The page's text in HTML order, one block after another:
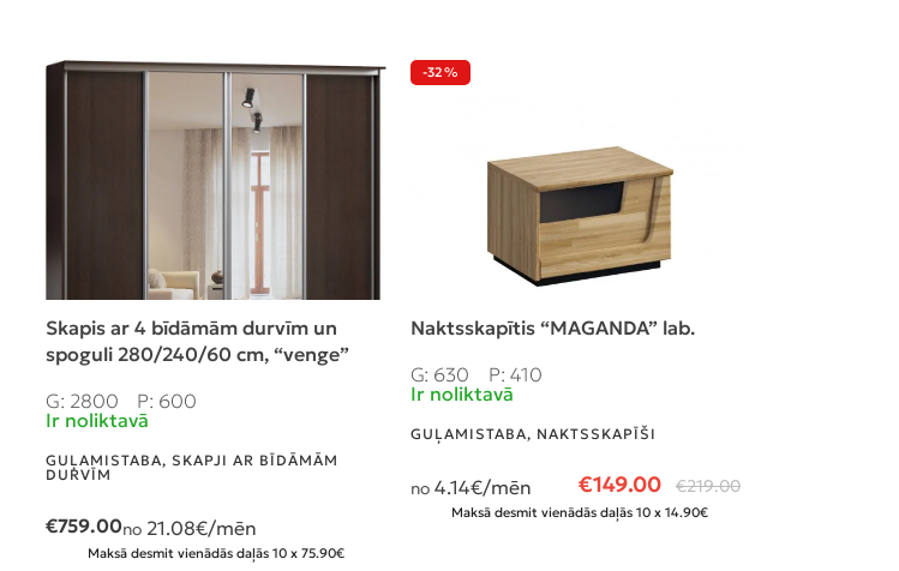
Skapis ar 4 bīdāmām durvīm un
spoguli 280/240/60 cm, “venge”
G: 2800
P: 600
Ir noliktavā
GUĻAMISTABA, SKAPJI AR BĪDĀMĀM
DURVĪM
€759.00no 21.08€/mēn
Maksā desmit vienādās daļās 10 x 75.90€
-32%
Naktsskapītis “MAGANDA” lab.
G: 630
P: 410
Ir noliktavā
GUĻAMISTABA, NAKTSSKAPĪŠI
€149.00 €219.00
no 4.14€/mēn
Maksā desmit vienādās daļās 10 x 14.90€